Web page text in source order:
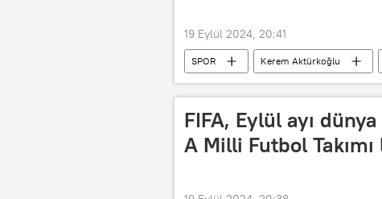
19 Eylül 2024, 20:41
SPOR Kerem Aktürkoğlu
Türk
UEFA Şampiyonlar Ligi
FIFA, Eylül ayı dünya
A Milli Futbol